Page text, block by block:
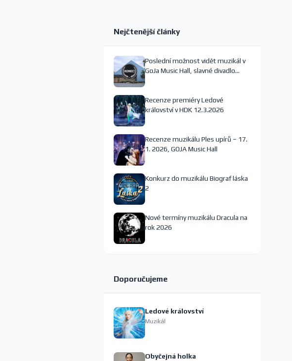
Nejčtenější články
Poslední možnost vidět muzikál v
GoJa Music Hall, slavné divadlo
Recenze premiéry Ledové
království v HDK 12.3.2026
Recenze muzikálu Ples upírů – 17.
1. 2026, GOJA Music Hall
Konkurz do muzikálu Biograf láska
2
Nové termíny muzikálu Dracula na
rok 2026
Doporučujeme
Ledové království
Muzikál
Obyčejná holka